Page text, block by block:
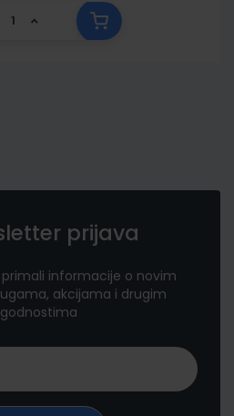
prijava
primali informacije o novim
akcijama i drugim